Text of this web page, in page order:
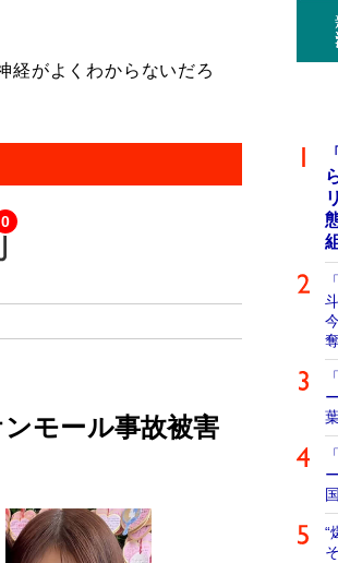
経がよくわからないだろ
0
モール事故被害
“